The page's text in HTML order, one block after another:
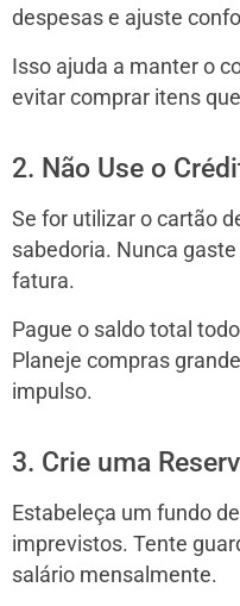
despesas e ajuste
Isso ajuda a manter o
evitar comprar itens
2. Não Use o
Se for utilizar o cartão
sabedoria. Nunca
fatura.
Pague o saldo total
Planeje compras
impulso.
3. Crie uma
Estabeleça um fundo
imprevistos. Tente
salário mensalmente.